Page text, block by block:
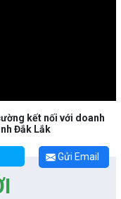
kết nối với doanh
Đắk Lắk
Gửi Email